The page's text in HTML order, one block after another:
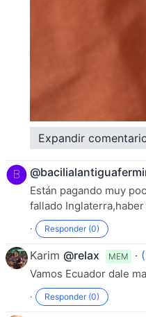
Expandir
Están pagando muy
fallado
· Responder (0)
Karim @relax MEM ·
Vamos Ecuador dale
· Responder (0)